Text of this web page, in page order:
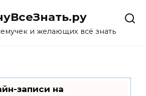
и желающих всё знать
записи на